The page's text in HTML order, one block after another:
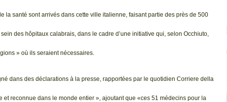
la santé sont arrivés dans cette ville italienne, faisant partie des près de 500
des hôpitaux calabrais, dans le cadre d’une initiative qui, selon Occhiuto,
» où ils seraient nécessaires.
dans des déclarations à la presse, rapportées par le quotidien Corriere della
reconnue dans le monde entier », ajoutant que «ces 51 médecins pour la